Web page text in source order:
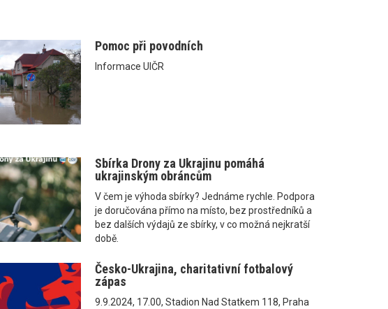
Pomoc při povodních
Informace UIČR
Sbírka Drony za Ukrajinu pomáhá
ukrajinským obráncům
V čem je výhoda sbírky? Jednáme rychle. Podpora
je doručována přímo na místo, bez prostředníků a
bez dalších výdajů ze sbírky, v co možná nejkratší
době.
Česko-Ukrajina, charitativní fotbalový
zápas
9.9.2024, 17.00, Stadion Nad Statkem 118, Praha